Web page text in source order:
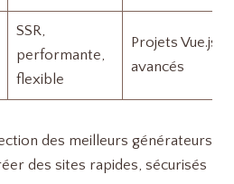
SSR,
performante,
flexible
Projets Vue.js
avancés